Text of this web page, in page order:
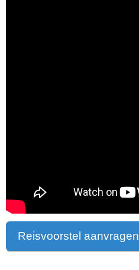
Reisvoorstel aanvragen